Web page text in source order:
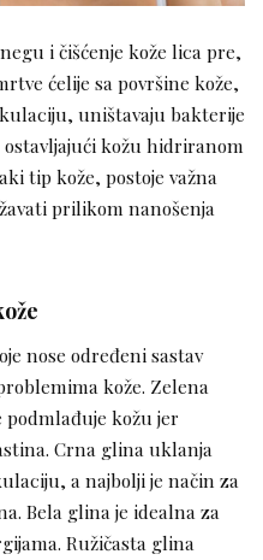
i čišćenje kože lica pre,
ćelije sa površine kože,
uništavaju bakterije
kožu hidriranom
tip kože, postoje važna
prilikom nanošenja
nose određeni sastav
kože. Zelena
kožu jer
Crna glina uklanja
a najbolji je način za
Bela glina je idealna za
Ružičasta glina